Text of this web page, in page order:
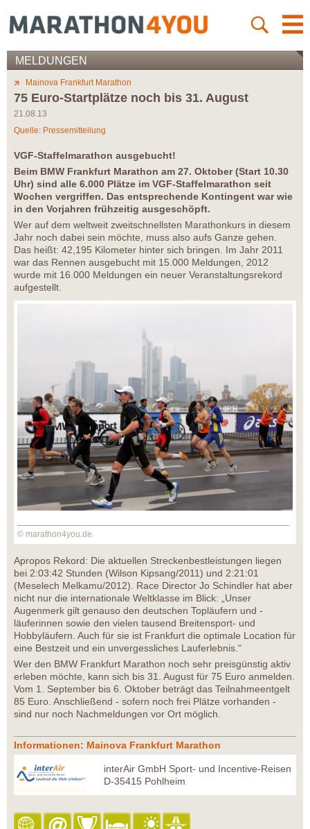
MELDUNGEN
Mainova Frankfurt Marathon
75 Euro-Startplätze noch bis 31. August
21.08.13
Quelle: Pressemitteilung
VGF-Staffelmarathon ausgebucht!
Beim BMW Frankfurt Marathon am 27. Oktober (Start 10.30
Uhr) sind alle 6.000 Plätze im VGF-Staffelmarathon seit
Wochen vergriffen. Das entsprechende Kontingent war wie
in den Vorjahren frühzeitig ausgeschöpft.
Wer auf dem weltweit zweitschnellsten Marathonkurs in diesem
Jahr noch dabei sein möchte, muss also aufs Ganze gehen.
Das heißt: 42,195 Kilometer hinter sich bringen. Im Jahr 2011
war das Rennen ausgebucht mit 15.000 Meldungen, 2012
wurde mit 16.000 Meldungen ein neuer Veranstaltungsrekord
aufgestellt.
© marathon4you.de
Apropos Rekord: Die aktuellen Streckenbestleistungen liegen
bei 2:03:42 Stunden (Wilson Kipsang/2011) und 2:21:01
(Meselech Melkamu/2012). Race Director Jo Schindler hat aber
nicht nur die internationale Weltklasse im Blick: „Unser
Augenmerk gilt genauso den deutschen Topläufern und -
läuferinnen sowie den vielen tausend Breitensport- und
Hobbyläufern. Auch für sie ist Frankfurt die optimale Location für
eine Bestzeit und ein unvergessliches Lauferlebnis.“
Wer den BMW Frankfurt Marathon noch sehr preisgünstig aktiv
erleben möchte, kann sich bis 31. August für 75 Euro anmelden.
Vom 1. September bis 6. Oktober beträgt das Teilnahmeentgelt
85 Euro. Anschließend - sofern noch frei Plätze vorhanden -
sind nur noch Nachmeldungen vor Ort möglich.
Informationen: Mainova Frankfurt Marathon
interAir GmbH Sport- und Incentive-Reisen
D-35415 Pohlheim